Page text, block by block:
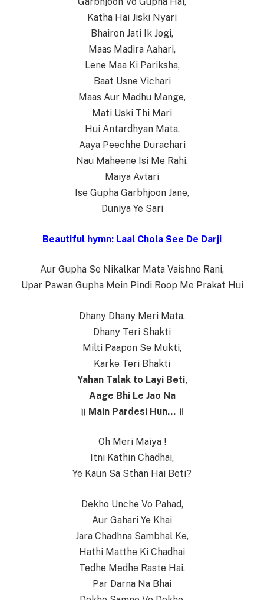
Katha Hai Jiski Nyari
Bhairon Jati Ik Jogi,
Maas Madira Aahari,
Lene Maa Ki Pariksha,
Baat Usne Vichari
Maas Aur Madhu Mange,
Mati Uski Thi Mari
Hui Antardhyan Mata,
Aaya Peechhe Durachari
Nau Maheene Isi Me Rahi,
Maiya Avtari
Ise Gupha Garbhjoon Jane,
Duniya Ye Sari
Beautiful hymn: Laal Chola See De Darji
Aur Gupha Se Nikalkar Mata Vaishno Rani,
Upar Pawan Gupha Mein Pindi Roop Me Prakat Hui
Dhany Dhany Meri Mata,
Dhany Teri Shakti
Milti Paapon Se Mukti,
Karke Teri Bhakti
Yahan Talak to Layi Beti,
Aage Bhi Le Jao Na
॥ Main Pardesi Hun… ॥
Oh Meri Maiya !
Itni Kathin Chadhai,
Ye Kaun Sa Sthan Hai Beti?
Dekho Unche Vo Pahad,
Aur Gahari Ye Khai
Jara Chadhna Sambhal Ke,
Hathi Matthe Ki Chadhai
Tedhe Medhe Raste Hai,
Par Darna Na Bhai